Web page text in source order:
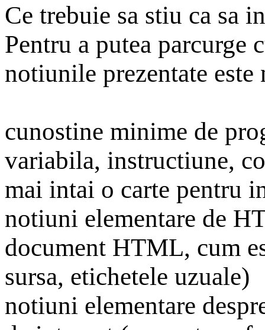
Ce trebuie sa stiu ca sa
Pentru a putea parcurge
notiunile prezentate este
cunostine minime de
variabila, instructiune,
mai intai o carte pentru
notiuni elementare de
document HTML, cum
sursa, etichetele uzuale)
notiuni elementare